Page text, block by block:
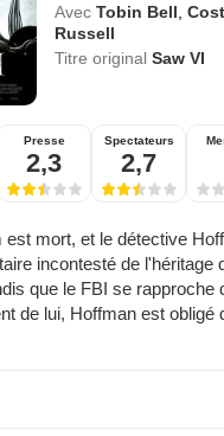
Avec Tobin Bell ,
Russell
Titre originalSaw VI
Presse
2,3
Spectateurs
2,7
est mort, et le détective
incontesté de l'héritage
que le FBI se rapproche
de lui, Hoffman est obligé